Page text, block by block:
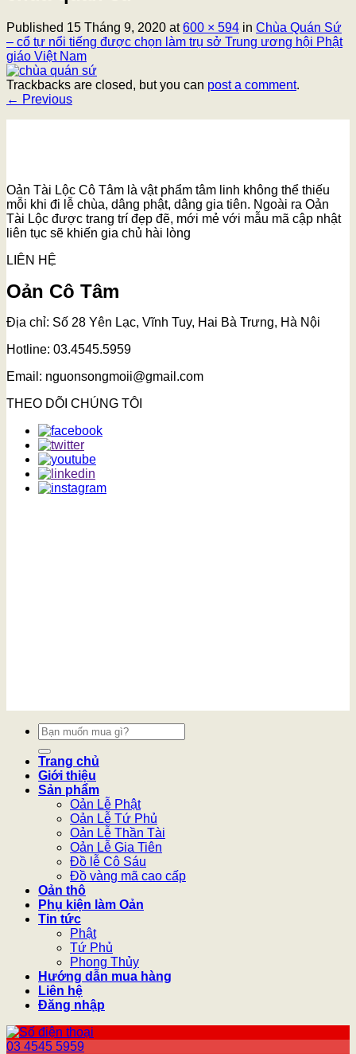
Published 15 Tháng 9, 2020 at600 × 594 in Chùa Quán Sứ
– cổ tự nổi tiếng được chọn làm trụ sở Trung ương hội Phật
giáo Việt Nam
Trackbacks are closed, but you can post a comment.
← Previous
Oản Tài Lộc Cô Tâm là vật phẩm tâm linh không thể thiếu
mỗi khi đi lễ chùa, dâng phật, dâng gia tiên. Ngoài ra Oản
Tài Lộc được trang trí đẹp đẽ, mới mẻ với mẫu mã cập nhật
liên tục sẽ khiến gia chủ hài lòng
LIÊN HỆ
Oản Cô Tâm
Địa chỉ: Số 28 Yên Lạc, Vĩnh Tuy, Hai Bà Trưng, Hà Nội
Hotline: 03.4545.5959
Email: nguonsongmoii@gmail.com
THEO DÕI CHÚNG TÔI
Tìm
kiếm:
Trang chủ
Giới thiệu
Sản phẩm
Oản Lễ Phật
Oản Lễ Tứ Phủ
Oản Lễ Thần Tài
Oản Lễ Gia Tiên
Đồ lễ Cô Sáu
Đồ vàng mã cao cấp
Oản thô
Phụ kiện làm Oản
Tin tức
Phật
Tứ Phủ
Phong Thủy
Hướng dẫn mua hàng
Liên hệ
Đăng nhập
03 4545 5959